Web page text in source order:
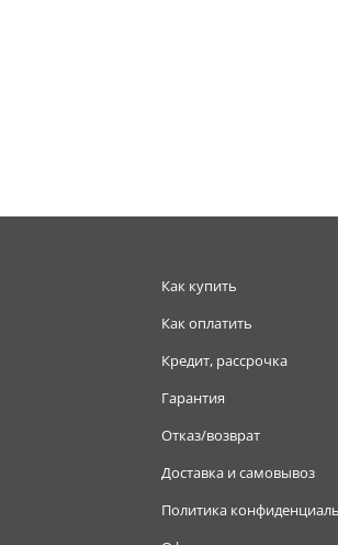
Как купить
Как оплатить
Кредит, рассрочка
Гарантия
Отказ/возврат
Доставка и самовывоз
Политика